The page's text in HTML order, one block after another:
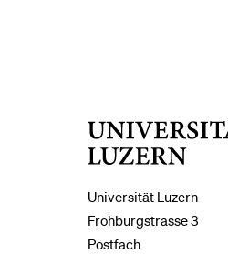
Universität Luzern
Frohburgstrasse 3
Postfach